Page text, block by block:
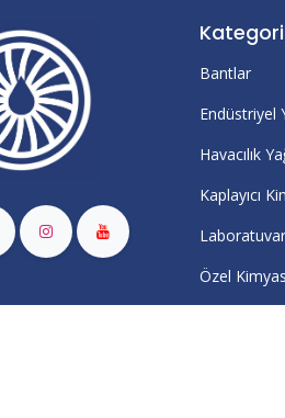
Bantlar
Endüstriyel
Havacılık
Kaplayıcı
Özel